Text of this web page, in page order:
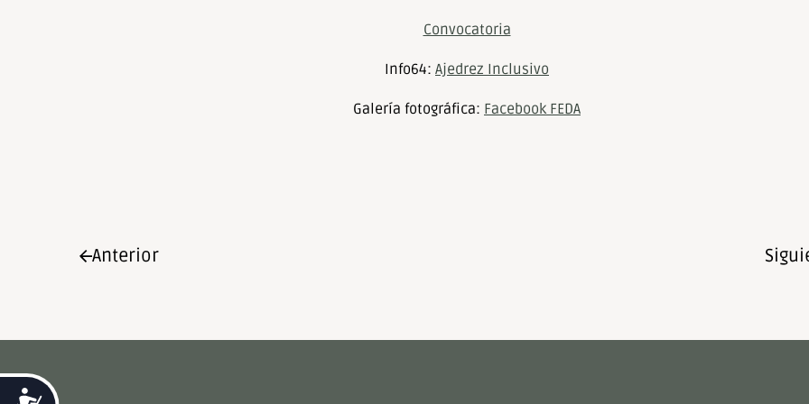
Accesibilidad
Convocatoria
Info64: Ajedrez Inclusivo
Galería fotográfica: Facebook FEDA
Anterior